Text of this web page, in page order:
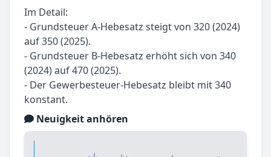
Im Detail:
- Grundsteuer A-Hebesatz steigt von 320 (2024)
auf 350 (2025).
- Grundsteuer B-Hebesatz erhöht sich von 340
(2024) auf 470 (2025).
- Der Gewerbesteuer-Hebesatz bleibt mit 340
konstant.
Neuigkeit anhören